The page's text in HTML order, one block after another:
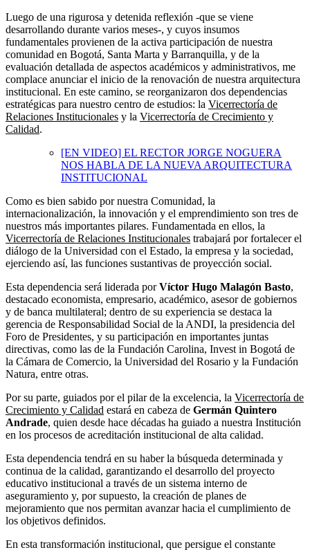
Luego de una rigurosa y detenida reflexión -que se viene
desarrollando durante varios meses-, y cuyos insumos
fundamentales provienen de la activa participación de nuestra
comunidad en Bogotá, Santa Marta y Barranquilla, y de la
evaluación detallada de aspectos académicos y administrativos, me
complace anunciar el inicio de la renovación de nuestra arquitectura
institucional. En este camino, se reorganizaron dos dependencias
estratégicas para nuestro centro de estudios: la Vicerrectoría de
Relaciones Institucionales y la Vicerrectoría de Crecimiento y
Calidad.
[EN VIDEO] EL RECTOR JORGE NOGUERA
NOS HABLA DE LA NUEVA ARQUITECTURA
INSTITUCIONAL
Como es bien sabido por nuestra Comunidad, la
internacionalización, la innovación y el emprendimiento son tres de
nuestros más importantes pilares. Fundamentada en ellos, la
Vicerrectoría de Relaciones Institucionales trabajará por fortalecer el
diálogo de la Universidad con el Estado, la empresa y la sociedad,
ejerciendo así, las funciones sustantivas de proyección social.
Esta dependencia será liderada porVíctor Hugo Malagón Basto,
destacado economista, empresario, académico, asesor de gobiernos
y de banca multilateral; dentro de su experiencia se destaca la
gerencia de Responsabilidad Social de la ANDI, la presidencia del
Foro de Presidentes, y su participación en importantes juntas
directivas, como las de la Fundación Carolina, Invest in Bogotá de
la Cámara de Comercio, la Universidad del Rosario y la Fundación
Natura, entre otras.
Por su parte, guiados por el pilar de la excelencia, la Vicerrectoría de
Crecimiento y Calidad estará en cabeza de Germán Quintero
Andrade, quien desde hace décadas ha guiado a nuestra Institución
en los procesos de acreditación institucional de alta calidad.
Esta dependencia tendrá en su haber la búsqueda determinada y
continua de la calidad, garantizando el desarrollo del proyecto
educativo institucional a través de un sistema interno de
aseguramiento y, por supuesto, la creación de planes de
mejoramiento que nos permitan avanzar hacia el cumplimiento de
los objetivos definidos.
En esta transformación institucional, que persigue el constante